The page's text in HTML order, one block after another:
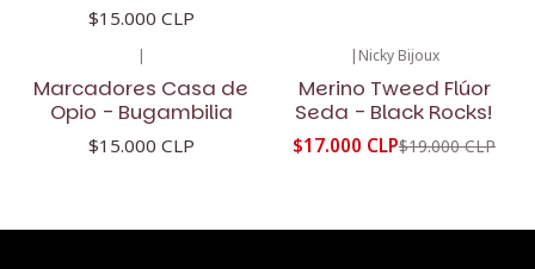
$15.000 CLP
|
Marcadores Casa de
Opio - Bugambilia
$15.000 CLP
| Nicky Bijoux
Merino Tweed Flúor
Seda - Black Rocks!
$17.000 CLP$19.000 CLP